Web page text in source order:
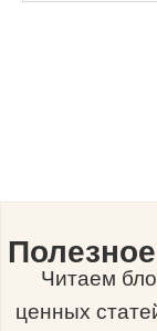
Читаем
ценных